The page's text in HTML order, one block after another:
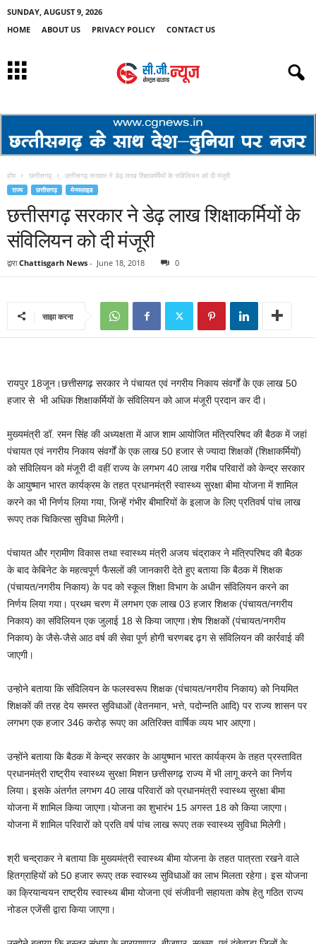
SUNDAY, AUGUST 9, 2026
HOME
ABOUT US PRIVACY POLICY CONTACT US
होम छत्तीसगढ़ छत्तीसगढ़ सरकार ने डेढ़ लाख शिक्षाकर्मियों के संविलियन को दी मंजूरी
राज्य छत्तीसगढ़ मेनस्लाइड
छत्तीसगढ़ सरकार ने डेढ़ लाख शिक्षाकर्मियों के
संविलियन को दी मंजूरी
द्वारा Chattisgarh News - June 18, 2018 0
साझा करना
रायपुर 18जून।छत्तीसगढ़ सरकार ने पंचायत एवं नगरीय निकाय संवर्गों के एक लाख 50
हजार से भी अधिक शिक्षाकर्मियों के संविलियन को आज मंजूरी प्रदान कर दी।
मुख्यमंत्री डॉ. रमन सिंह की अध्यक्षता में आज शाम आयोजित मंत्रिपरिषद की बैठक में जहां
पंचायत एवं नगरीय निकाय संवर्गों के एक लाख 50 हजार से ज्यादा शिक्षकों (शिक्षाकर्मियों)
को संविलियन को मंजूरी दी वहीं राज्य के लगभग 40 लाख गरीब परिवारों को केन्द्र सरकार
के आयुष्मान भारत कार्यक्रम के तहत प्रधानमंत्री स्वास्थ्य सुरक्षा बीमा योजना में शामिल
करने का भी निर्णय लिया गया, जिन्हें गंभीर बीमारियों के इलाज के लिए प्रतिवर्ष पांच लाख
रूपए तक चिकित्सा सुविधा मिलेगी।
पंचायत और ग्रामीण विकास तथा स्वास्थ्य मंत्री अजय चंद्राकर ने मंत्रिपरिषद की बैठक
के बाद केबिनेट के महत्वपूर्ण फैसलों की जानकारी देते हुए बताया कि बैठक में शिक्षक
(पंचायत/नगरीय निकाय) के पद को स्कूल शिक्षा विभाग के अधीन संविलियन करने का
निर्णय लिया गया। प्रथम चरण में लगभग एक लाख 03 हजार शिक्षक (पंचायत/नगरीय
निकाय) का संविलियन एक जुलाई 18 से किया जाएगा।शेष शिक्षकों (पंचायत/नगरीय
निकाय) के जैसे-जैसे आठ वर्ष की सेवा पूर्ण होगी चरणबद्द ढ़ग से संविलियन की कार्रवाई की
जाएगी।
उन्होने बताया कि संविलियन के फलस्वरूप शिक्षक (पंचायत/नगरीय निकाय) को नियमित
शिक्षकों की तरह देय समस्त सुविधाओं (वेतनमान, भत्ते, पदोन्नति आदि) पर राज्य शासन पर
लगभग एक हजार 346 करोड़ रूपए का अतिरिक्त वार्षिक व्यय भार आएगा।
उन्होंने बताया कि बैठक में केन्द्र सरकार के आयुष्मान भारत कार्यक्रम के तहत प्रस्तावित
प्रधानमंत्री राष्ट्रीय स्वास्थ्य सुरक्षा मिशन छत्तीसगढ़ राज्य में भी लागू करने का निर्णय
लिया। इसके अंतर्गत लगभग 40 लाख परिवारों को प्रधानमंत्री स्वास्थ्य सुरक्षा बीमा
योजना में शामिल किया जाएगा।योजना का शुभारंभ 15 अगस्त 18 को किया जाएगा।
योजना में शामिल परिवारों को प्रति वर्ष पांच लाख रूपए तक स्वास्थ्य सुविधा मिलेगी।
श्री चन्द्राकर ने बताया कि मुख्यमंत्री स्वास्थ्य बीमा योजना के तहत पात्रता रखने वाले
हितग्राहियों को 50 हजार रूपए तक स्वास्थ्य सुविधाओं का लाभ मिलता रहेगा। इस योजना
का क्रियान्वयन राष्ट्रीय स्वास्थ्य बीमा योजना एवं संजीवनी सहायता कोष हेतु गठित राज्य
नोडल एजेंसी द्वारा किया जाएगा।